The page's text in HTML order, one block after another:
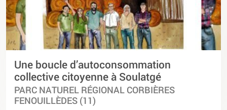
Une boucle d’autoconsommation
collective citoyenne à Soulatgé
PARC NATUREL RÉGIONAL CORBIÈRES
FENOUILLÈDES (11)